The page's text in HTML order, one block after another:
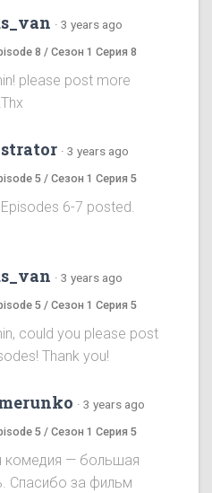
· 3 years ago
8 / Сезон 1 Серия 8
please post more
· 3 years ago
5 / Сезон 1 Серия 5
6-7 posted.
· 3 years ago
5 / Сезон 1 Серия 5
could you please post
Thank you!
· 3 years ago
5 / Сезон 1 Серия 5
— большая
Спасибо за фильм